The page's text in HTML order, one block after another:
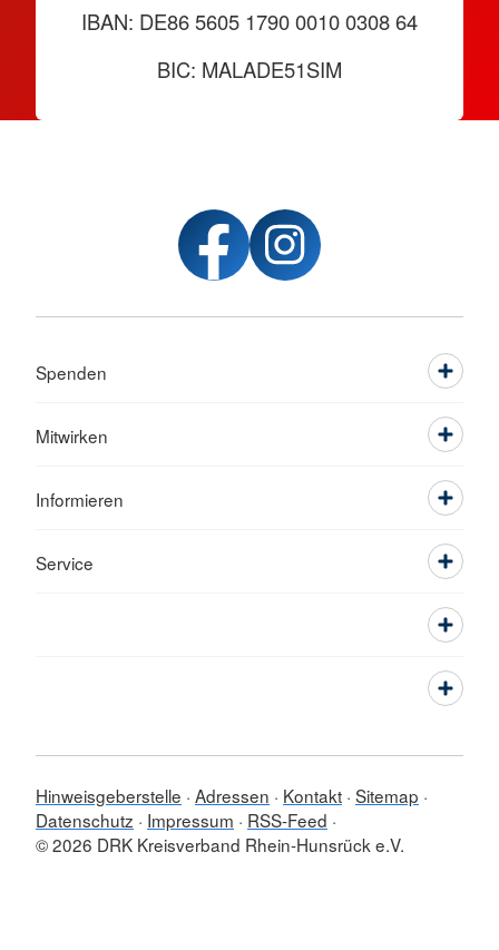
IBAN: DE86 5605 1790 0010 0308 64
BIC: MALADE51SIM
Spenden
Mitwirken
Informieren
Service
Hinweisgeberstelle Adressen Kontakt Sitemap
Datenschutz
Impressum
RSS-Feed
© 2026 DRK Kreisverband Rhein-Hunsrück e.V.